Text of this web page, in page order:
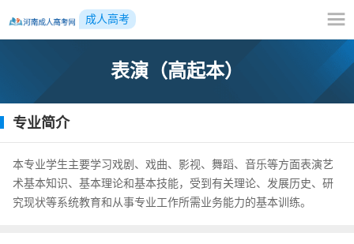
成人高考
表演（高起本）
专业简介
本专业学生主要学习戏剧、戏曲、影视、舞蹈、音乐等方面表演艺
术基本知识、基本理论和基本技能，受到有关理论、发展历史、研
究现状等系统教育和从事专业工作所需业务能力的基本训练。